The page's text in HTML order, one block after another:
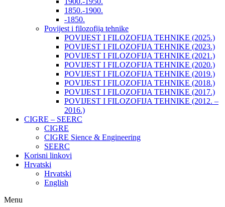
1850.-1900.
-1850.
Povijest i filozofija tehnike
POVIJEST I FILOZOFIJA TEHNIKE (2025.)
POVIJEST I FILOZOFIJA TEHNIKE (2023.)
POVIJEST I FILOZOFIJA TEHNIKE (2021.)
POVIJEST I FILOZOFIJA TEHNIKE (2020.)
POVIJEST I FILOZOFIJA TEHNIKE (2019.)
POVIJEST I FILOZOFIJA TEHNIKE (2018.)
POVIJEST I FILOZOFIJA TEHNIKE (2017.)
POVIJEST I FILOZOFIJA TEHNIKE (2012. –
2016.)
CIGRE – SEERC
CIGRE
CIGRE Sience & Engineering
SEERC
Korisni linkovi
Hrvatski
Hrvatski
English
Menu